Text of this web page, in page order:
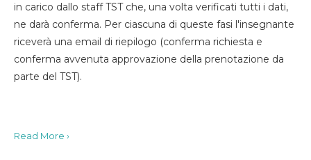
in carico dallo staff TST che, una volta verificati tutti i dati,
ne darà conferma. Per ciascuna di queste fasi l'insegnante
riceverà una email di riepilogo (conferma richiesta e
conferma avvenuta approvazione della prenotazione da
parte del TST).
Read More ›